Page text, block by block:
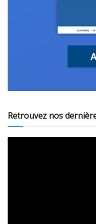
Retrouvez nos